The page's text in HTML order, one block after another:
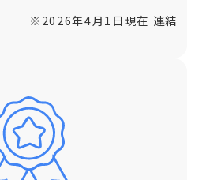
※2026年4月1日現在 連結